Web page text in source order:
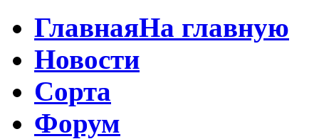
ГлавнаяНа главную
Новости
Сорта
Форум